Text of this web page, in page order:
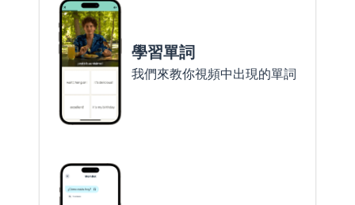
學習單詞
我們來教你視頻中出現的單詞